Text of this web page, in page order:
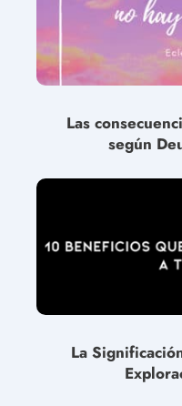
Las
según
La